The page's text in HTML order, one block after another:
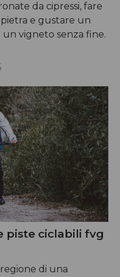
da cipressi, fare
e gustare un
un vigneto senza fine.
piste ciclabili fvg
regione di una